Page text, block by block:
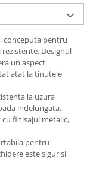
conceputa pentru
rezistente. Designul
un aspect
atat la tinutele
la uzura
indelungata.
finisajul metalic,
pentru
este sigur si